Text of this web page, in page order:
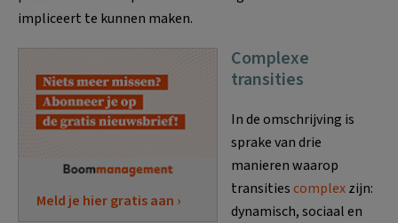
impliceert te kunnen maken.
Meld je hier gratis aan ›
Complexe
transities
In de omschrijving is
sprake van drie
manieren waarop
transitiescomplexzijn:
dynamisch, sociaal en